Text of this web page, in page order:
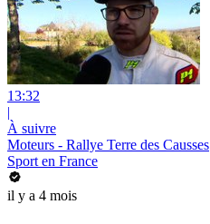
13:32
|
À suivre
Moteurs - Rallye Terre des Causses
Sport en France
il y a 4 mois